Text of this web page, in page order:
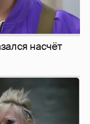
насчёт